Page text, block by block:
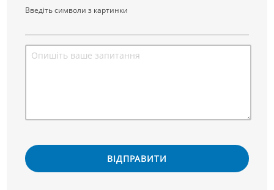
Введіть символи з картинки
ВІДПРАВИТИ